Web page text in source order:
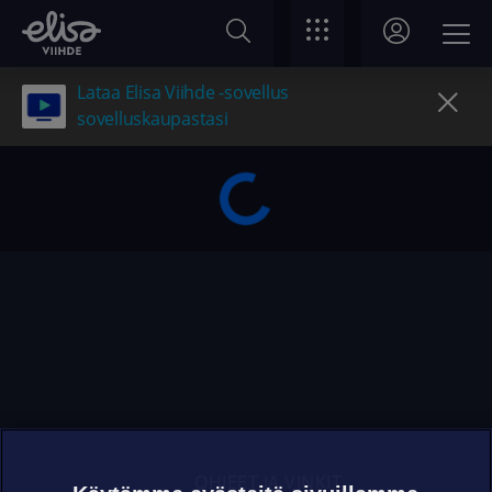
Lataa Elisa Viihde -sovellus
sovelluskaupastasi
OHJEET JA VINKIT